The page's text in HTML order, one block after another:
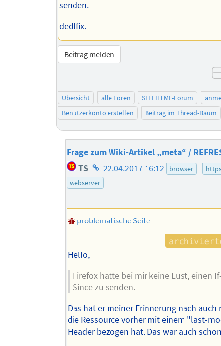
senden.
dedlfix.
Beitrag melden
Übersicht alle Foren SELFHTML-Forum
Benutzerkonto erstellen
Beitrag im Thread-Baum
Frage zum Wiki-Artikel „meta“ /
TS Homepage
des
22.04.2017 16:12 browser
https
webserver
problematische Seite
Hello,
Firefox hatte bei mir keine Lust, einen
Since zu senden.
Das hat er meiner Erinnerung nach auch
die Ressource vorher mit einem "last-
Header bezogen hat. Das war auch